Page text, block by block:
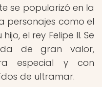
se popularizó en la
personajes como el
el rey Felipe II. Se
de gran valor,
especial y con
de ultramar.